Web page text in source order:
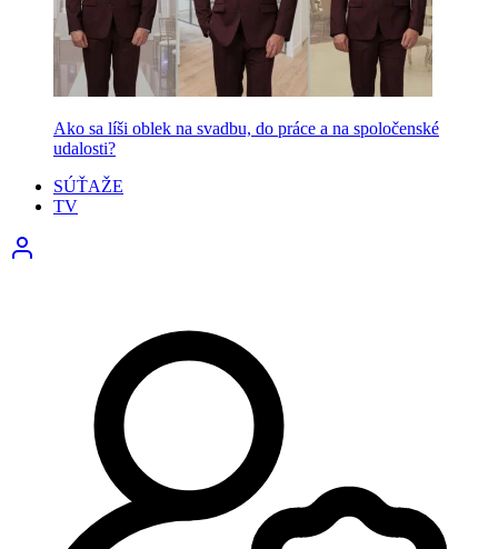
Ako sa líši oblek na svadbu, do práce a na spoločenské
udalosti?
SÚŤAŽE
TV